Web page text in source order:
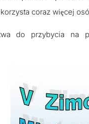
coraz więcej
do przybycia na